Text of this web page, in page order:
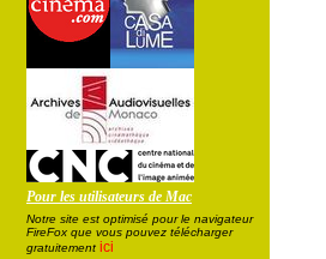
Pour les utilisateurs de Mac
Notre site est optimisé pour le navigateur
FireFox que vous pouvez télécharger
gratuitement ici